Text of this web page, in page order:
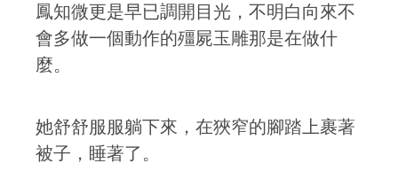
鳳知微更是早已調開目光，不明白向來不
會多做一個動作的殭屍玉雕那是在做什
麼。
她舒舒服服躺下來，在狹窄的腳踏上裹著
被子，睡著了。